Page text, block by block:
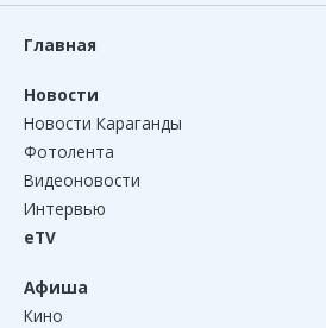
Главная
Новости
Новости Караганды
Фотолента
Видеоновости
Интервью
eTV
Афиша
Кино